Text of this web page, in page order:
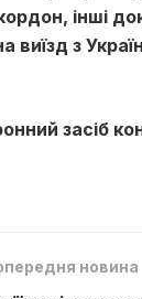
інші
з
засіб
новина